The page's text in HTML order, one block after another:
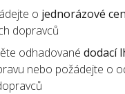
o jednorázové
dopravců
odhadované dodací
nebo požádejte o